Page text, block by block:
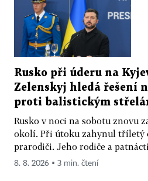
Rusko při úderu na
Zelenskyj hledá řešení
proti balistickým
Rusko v noci na sobotu znovu
okolí. Při útoku zahynul tříletý
prarodiči. Jeho rodiče a
8. 8. 2026 ▪ 3 min. čtení